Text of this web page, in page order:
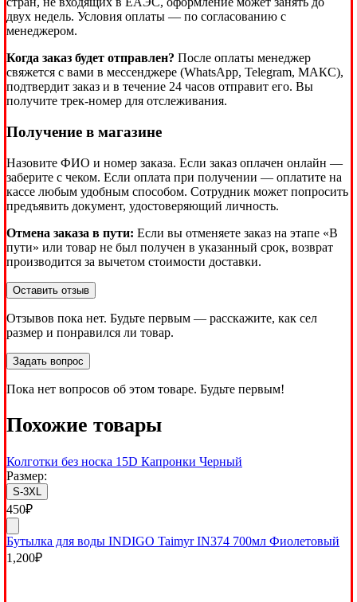
двух недель. Условия оплаты — по согласованию с
менеджером.
Когда заказ будет отправлен? После оплаты менеджер
свяжется с вами в мессенджере (WhatsApp, Telegram, МАКС),
подтвердит заказ и в течение 24 часов отправит его. Вы
получите трек-номер для отслеживания.
Получение в магазине
Назовите ФИО и номер заказа. Если заказ оплачен онлайн —
заберите с чеком. Если оплата при получении — оплатите на
кассе любым удобным способом. Сотрудник может попросить
предъявить документ, удостоверяющий личность.
Отмена заказа в пути: Если вы отменяете заказ на этапе «В
пути» или товар не был получен в указанный срок, возврат
производится за вычетом стоимости доставки.
Оставить отзыв
Отзывов пока нет. Будьте первым — расскажите, как сел
размер и понравился ли товар.
Задать вопрос
Пока нет вопросов об этом товаре. Будьте первым!
Похожие товары
Колготки без носка 15D Капронки Черный
Размер:
S-3XL
450₽
Бутылка для воды INDIGO Taimyr IN374 700мл Фиолетовый
1,200₽